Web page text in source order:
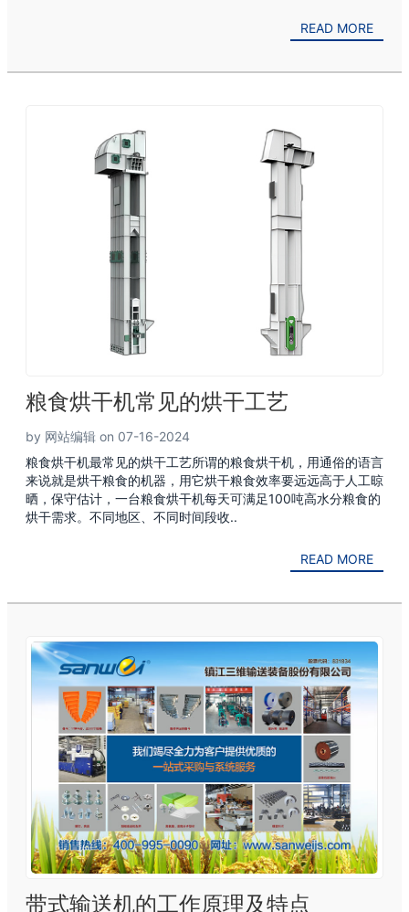
READ MORE
粮食烘干机常见的烘干工艺
by 网站编辑 on 07-16-2024
粮食烘干机最常见的烘干工艺所谓的粮食烘干机，用通俗的语言
来说就是烘干粮食的机器，用它烘干粮食效率要远远高于人工晾
晒，保守估计，一台粮食烘干机每天可满足100吨高水分粮食的
烘干需求。不同地区、不同时间段收..
READ MORE
带式输送机的工作原理及特点